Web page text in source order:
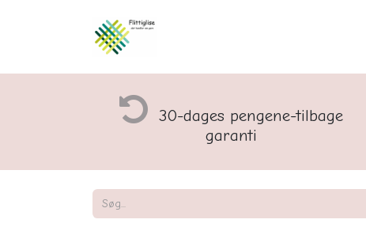
30-dages pengene-tilbage
garanti